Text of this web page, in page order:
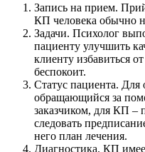
Запись на прием.
КП человека обычно
Задачи. Психолог
пациенту улучшить
клиенту избавиться
беспокоит.
Статус пациента. Для
обращающийся за
заказчиком, для КП –
следовать
него план лечения.
Диагностика. КП